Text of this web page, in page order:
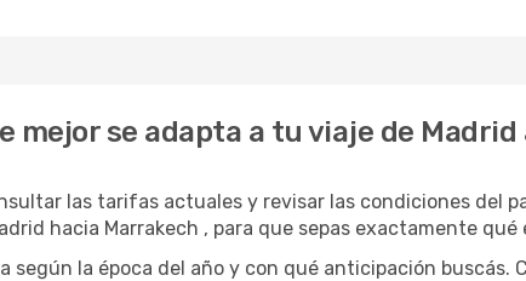
mejor se adapta a tu viaje de Madrid
las tarifas actuales y revisar las condiciones del
hacia Marrakech , para que sepas exactamente
la época del año y con qué anticipación buscás.